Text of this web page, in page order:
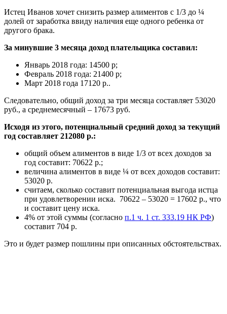
Истец Иванов хочет снизить размер алиментов с 1/3 до ¼
долей от заработка ввиду наличия еще одного ребенка от
другого брака.
За минувшие 3 месяца доход плательщика составил:
Январь 2018 года: 14500 р;
Февраль 2018 года: 21400 р;
Март 2018 года 17120 р..
Следовательно, общий доход за три месяца составляет 53020
руб., а среднемесячный – 17673 руб.
Исходя из этого, потенциальный средний доход за текущий
год составляет 212080 р.:
общий объем алиментов в виде 1/3 от всех доходов за
год составит: 70622 р.;
величина алиментов в виде ¼ от всех доходов составит:
53020 р.
считаем, сколько составит потенциальная выгода истца
при удовлетворении иска. 70622 – 53020 = 17602 р., что
и составит цену иска.
4% от этой суммы (согласно п.1 ч. 1 ст. 333.19 НК РФ)
составит 704 р.
Это и будет размер пошлины при описанных обстоятельствах.